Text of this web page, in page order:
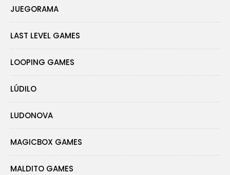
JUEGORAMA
LAST LEVEL GAMES
LOOPING GAMES
LÚDILO
LUDONOVA
MAGICBOX GAMES
MALDITO GAMES